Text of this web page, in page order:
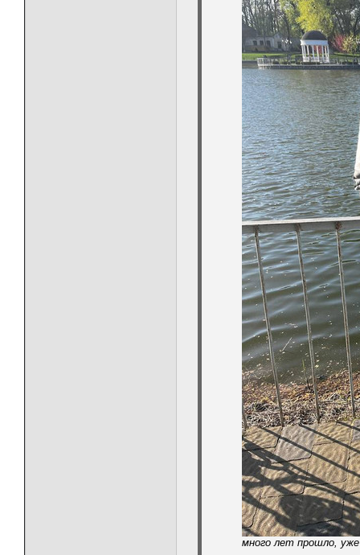
много лет прошло,